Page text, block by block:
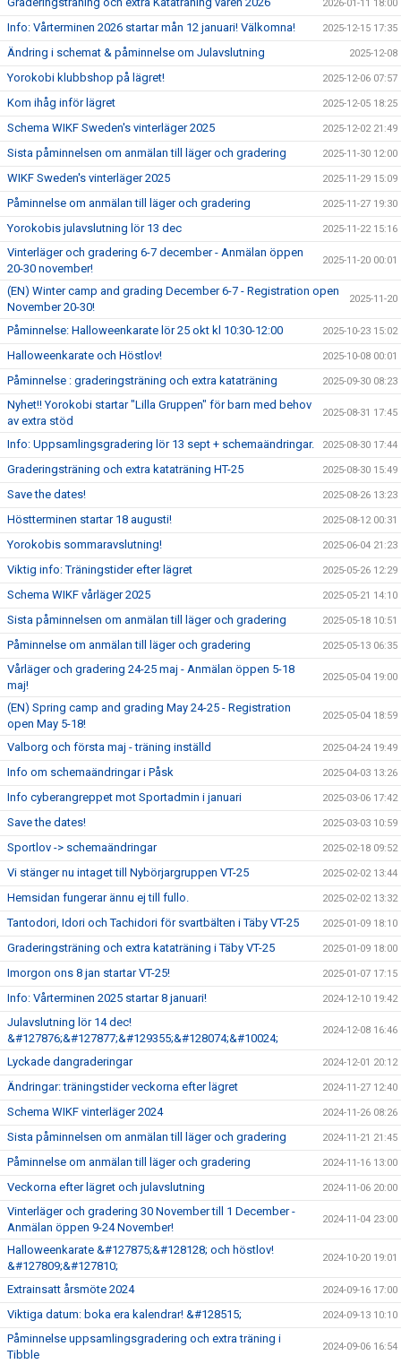
2026-01-11 18:00
Info: Vårterminen 2026 startar mån 12 januari! Välkomna! 2025-12-15 17:35
Ändring i schemat & påminnelse om Julavslutning 2025-12-08
Yorokobi klubbshop på lägret! 2025-12-06 07:57
Kom ihåg inför lägret 2025-12-05 18:25
Schema WIKF Sweden's vinterläger 2025 2025-12-02 21:49
Sista påminnelsen om anmälan till läger och gradering 2025-11-30 12:00
WIKF Sweden's vinterläger 2025 2025-11-29 15:09
Påminnelse om anmälan till läger och gradering 2025-11-27 19:30
Yorokobis julavslutning lör 13 dec 2025-11-22 15:16
Vinterläger och gradering 6-7 december - Anmälan öppen
20-30 november!
2025-11-20 00:01
(EN) Winter camp and grading December 6-7 - Registration open
November 20-30!
2025-11-20
Påminnelse: Halloweenkarate lör 25 okt kl 10:30-12:00 2025-10-23 15:02
Halloweenkarate och Höstlov! 2025-10-08 00:01
Påminnelse : graderingsträning och extra kataträning 2025-09-30 08:23
Nyhet!! Yorokobi startar "Lilla Gruppen" för barn med behov
av extra stöd
2025-08-31 17:45
Info: Uppsamlingsgradering lör 13 sept + schemaändringar. 2025-08-30 17:44
Graderingsträning och extra kataträning HT-25 2025-08-30 15:49
Save the dates! 2025-08-26 13:23
Höstterminen startar 18 augusti! 2025-08-12 00:31
Yorokobis sommaravslutning! 2025-06-04 21:23
Viktig info: Träningstider efter lägret 2025-05-26 12:29
Schema WIKF vårläger 2025 2025-05-21 14:10
Sista påminnelsen om anmälan till läger och gradering 2025-05-18 10:51
Påminnelse om anmälan till läger och gradering 2025-05-13 06:35
Vårläger och gradering 24-25 maj - Anmälan öppen 5-18
maj!
2025-05-04 19:00
(EN) Spring camp and grading May 24-25 - Registration
open May 5-18!
2025-05-04 18:59
Valborg och första maj - träning inställd 2025-04-24 19:49
Info om schemaändringar i Påsk 2025-04-03 13:26
Info cyberangreppet mot Sportadmin i januari 2025-03-06 17:42
Save the dates! 2025-03-03 10:59
Sportlov -> schemaändringar 2025-02-18 09:52
Vi stänger nu intaget till Nybörjargruppen VT-25 2025-02-02 13:44
Hemsidan fungerar ännu ej till fullo. 2025-02-02 13:32
Tantodori, Idori och Tachidori för svartbälten i Täby VT-25 2025-01-09 18:10
Graderingsträning och extra kataträning i Täby VT-25 2025-01-09 18:00
Imorgon ons 8 jan startar VT-25! 2025-01-07 17:15
Info: Vårterminen 2025 startar 8 januari! 2024-12-10 19:42
Julavslutning lör 14 dec!
&#127876;&#127877;&#129355;&#128074;&#10024;
2024-12-08 16:46
Lyckade dangraderingar 2024-12-01 20:12
Ändringar: träningstider veckorna efter lägret 2024-11-27 12:40
Schema WIKF vinterläger 2024 2024-11-26 08:26
Sista påminnelsen om anmälan till läger och gradering 2024-11-21 21:45
Påminnelse om anmälan till läger och gradering 2024-11-16 13:00
Veckorna efter lägret och julavslutning 2024-11-06 20:00
Vinterläger och gradering 30 November till 1 December -
Anmälan öppen 9-24 November!
2024-11-04 23:00
Halloweenkarate &#127875;&#128128; och höstlov!
&#127809;&#127810;
2024-10-20 19:01
Extrainsatt årsmöte 2024 2024-09-16 17:00
Viktiga datum: boka era kalendrar! &#128515; 2024-09-13 10:10
Påminnelse uppsamlingsgradering och extra träning i
Tibble
2024-09-06 16:54